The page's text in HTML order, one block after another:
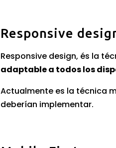
Responsive
Responsive design, és la
adaptable a todos los
Actualmente es la técnica
deberían implementar.